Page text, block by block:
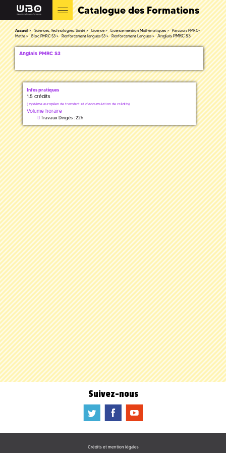
Catalogue des Formations
Accueil Sciences, Technologies, Santé Licence Licence mention Mathématiques
Parcours PMRC-
Maths
Bloc PMRC S3 Renforcement langues S3 Renforcement Langues Anglais PMRC S3
Anglais PMRC S3
Infos pratiques
1.5 crédits
( système européen de transfert et d'accumulation de crédits)
Volume horaire
Travaux Dirigés : 22h
Suivez-nous
a b f
Crédits et mention légales